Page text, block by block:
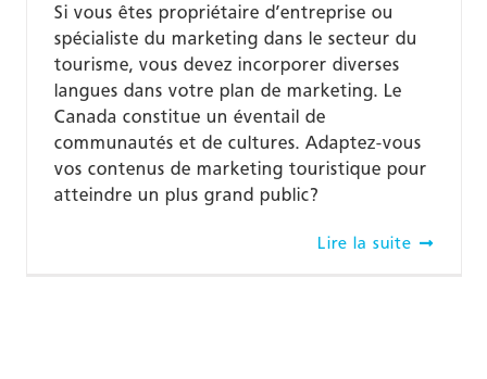
Si vous êtes propriétaire d’entreprise ou
spécialiste du marketing dans le secteur du
tourisme, vous devez incorporer diverses
langues dans votre plan de marketing. Le
Canada constitue un éventail de
communautés et de cultures. Adaptez-vous
vos contenus de marketing touristique pour
atteindre un plus grand public?
Lire la suite